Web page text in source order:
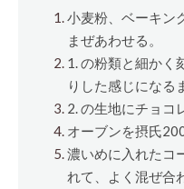
小麦粉、ベーキン
まぜあわせる。
1. の粉類と細かく
りした感じになる
2. の生地にチョコ
オーブンを摂氏
濃いめに入れたコ
れて、よく混ぜ合